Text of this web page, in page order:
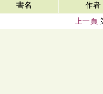
書名
作者
上一頁